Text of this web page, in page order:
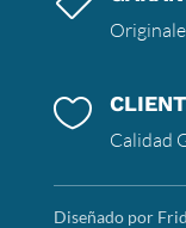

Calidad
Diseñado por